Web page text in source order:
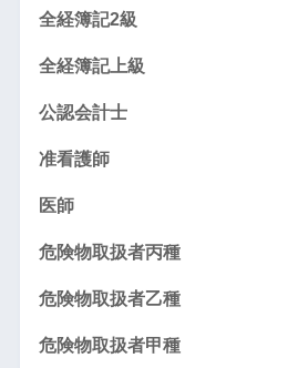
全経簿記2級
全経簿記上級
公認会計士
准看護師
医師
危険物取扱者丙種
危険物取扱者乙種
危険物取扱者甲種